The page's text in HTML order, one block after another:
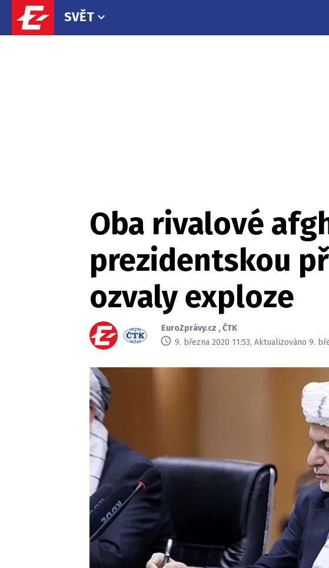
SVĚT
Oba rivalové
prezidentskou
ozvaly exploze
EuroZprávy.cz ,ČTK
9. března 2020 11:53, Aktualizováno 9.